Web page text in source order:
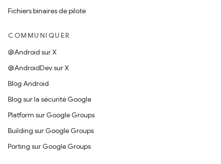
Fichiers binaires de pilote
COMMUNIQUER
@Android sur X
@AndroidDev sur X
Blog Android
Blog sur la sécurité Google
Platform sur Google Groups
Building sur Google Groups
Porting sur Google Groups